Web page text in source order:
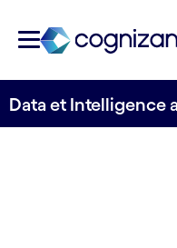
Data et Intelligence